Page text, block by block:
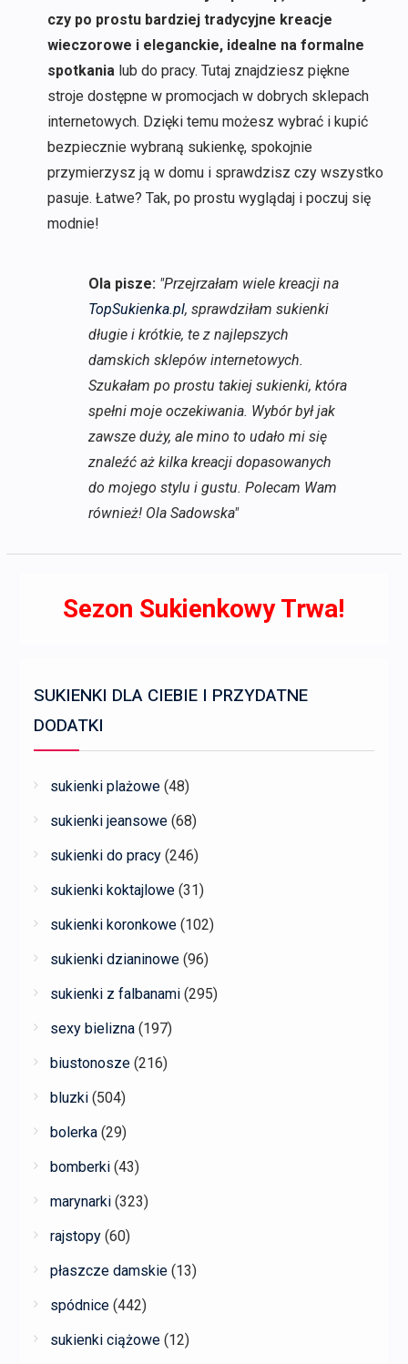
czy po prostu bardziej tradycyjne kreacje
wieczorowe i eleganckie, idealne na formalne
spotkania lub do pracy. Tutaj znajdziesz piękne
stroje dostępne w promocjach w dobrych sklepach
internetowych. Dzięki temu możesz wybrać i kupić
bezpiecznie wybraną sukienkę, spokojnie
przymierzysz ją w domu i sprawdzisz czy wszystko
pasuje. Łatwe? Tak, po prostu wyglądaj i poczuj się
modnie!
Ola pisze: "Przejrzałam wiele kreacji na
TopSukienka.pl, sprawdziłam sukienki
długie i krótkie, te z najlepszych
damskich sklepów internetowych.
Szukałam po prostu takiej sukienki, która
spełni moje oczekiwania. Wybór był jak
zawsze duży, ale mino to udało mi się
znaleźć aż kilka kreacji dopasowanych
do mojego stylu i gustu. Polecam Wam
również! Ola Sadowska"
Sezon Sukienkowy Trwa!
SUKIENKI DLA CIEBIE I PRZYDATNE
DODATKI
sukienki plażowe (48)
sukienki jeansowe (68)
sukienki do pracy (246)
sukienki koktajlowe (31)
sukienki koronkowe (102)
sukienki dzianinowe (96)
sukienki z falbanami (295)
sexy bielizna (197)
biustonosze (216)
bluzki (504)
bolerka (29)
bomberki (43)
marynarki (323)
rajstopy (60)
płaszcze damskie (13)
spódnice (442)
sukienki ciążowe (12)